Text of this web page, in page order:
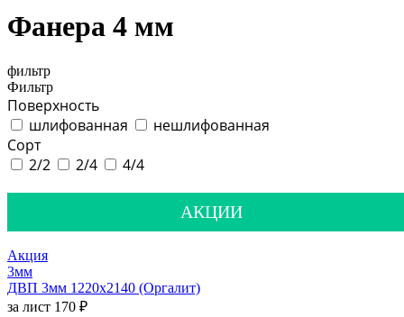
Фанера 4 мм
фильтр
Фильтр
Поверхность
шлифованная
нешлифованная
Сорт
2/2
2/4 4/4
АКЦИИ
Акция
3мм
ДВП 3мм 1220х2140 (Оргалит)
за лист 170 ₽